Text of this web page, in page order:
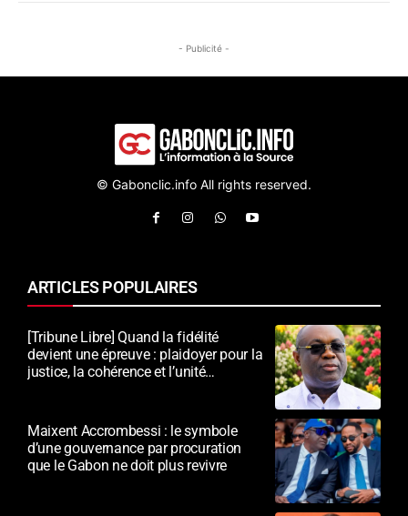
- Publicité -
© Gabonclic.info All rights reserved.
ARTICLES POPULAIRES
[Tribune Libre] Quand la fidélité
devient une épreuve : plaidoyer pour la
justice, la cohérence et l’unité
Maixent Accrombessi : le symbole
d’une gouvernance par procuration
que le Gabon ne doit plus revivre